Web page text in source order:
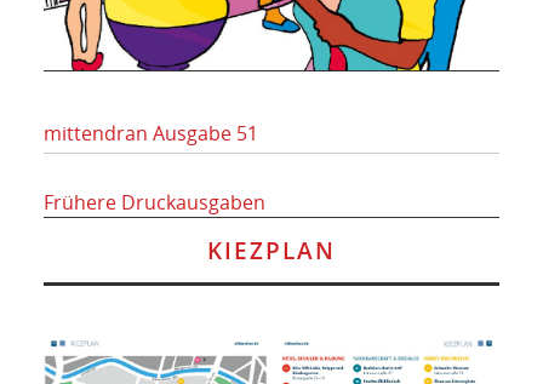
mittendran Ausgabe 51
Frühere Druckausgaben
KIEZPLAN